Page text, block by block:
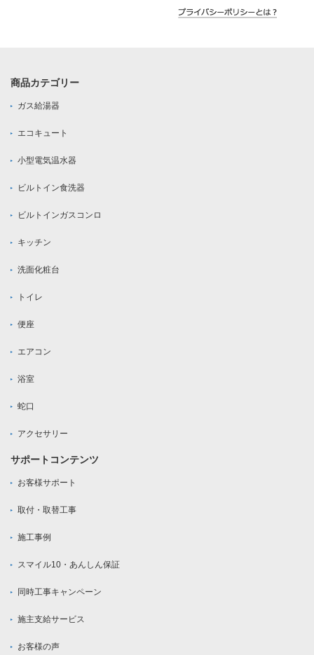
商品カテゴリー
ガス給湯器
エコキュート
小型電気温水器
ビルトイン食洗器
ビルトインガスコンロ
キッチン
洗面化粧台
トイレ
便座
エアコン
浴室
蛇口
アクセサリー
サポートコンテンツ
お客様サポート
取付・取替工事
施工事例
スマイル10・あんしん保証
同時工事キャンペーン
施主支給サービス
お客様の声